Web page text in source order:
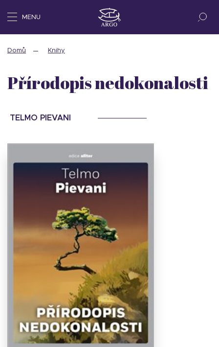
MENU
Domů Knihy
Přírodopis nedokonalosti
TELMO PIEVANI